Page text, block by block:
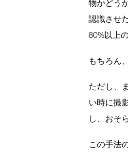
物かどう
認識させ
80%以上
もちろん
ただし、
い時に撮
し、おそ
この手法